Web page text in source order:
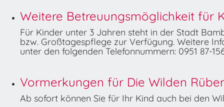
Weitere Betreuungsmöglichkeit für
Für Kinder unter 3 Jahren steht in der Stadt
bzw. Großtagespflege zur Verfügung. Weitere
unter den folgenden Telefonnummern: 0951 87-
Vormerkungen für Die Wilden
Ab sofort können Sie für Ihr Kind auch bei den